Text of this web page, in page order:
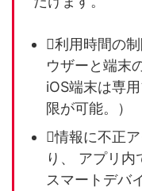
利用時間の
ウザーと端末
iOS端末は専
限が可能。）
情報に不正
り、 アプリ
スマートデバ